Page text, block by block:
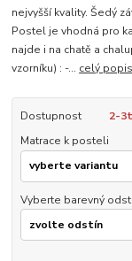
nejvyšší kvality. Šedý
Postel je vhodná pro
najde i na chatě a
vzorníku) : -... celý popis
Dostupnost
2-
Matrace k posteli
Vyberte barevný